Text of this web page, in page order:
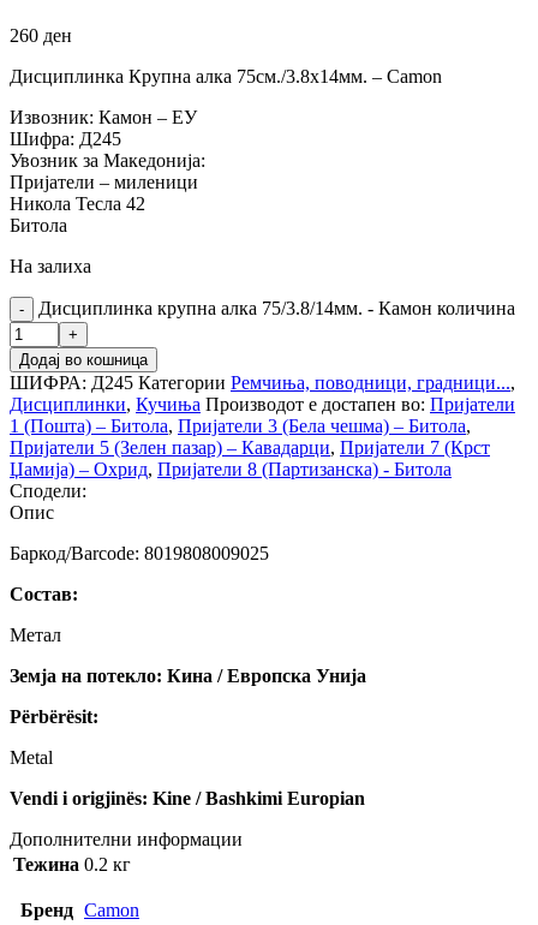
260 ден
Дисциплинка Крупна алка 75см./3.8х14мм. – Camon
Извозник: Камон – ЕУ
Шифра: Д245
Увозник за Македонија:
Пријатели – миленици
Никола Тесла 42
Битола
На залиха
Дисциплинка крупна алка 75/3.8/14мм. - Камон количина
Додај во кошница
ШИФРА: Д245 Категории Ремчиња, поводници, градници...,
Дисциплинки, Кучиња Производот е достапен во: Пријатели
1 (Пошта) – Битола, Пријатели 3 (Бела чешма) – Битола,
Пријатели 5 (Зелен пазар) – Кавадарци, Пријатели 7 (Крст
Џамија) – Охрид, Пријатели 8 (Партизанска) - Битола
Сподели:
Опис
Баркод/Barcode: 8019808009025
Состав:
Метал
Земја на потекло: Кина / Европска Унија
Përbërësit:
Metal
Vendi i origjinës: Kine / Bashkimi Europian
Дополнителни информации
Тежина 0.2 кг
Бренд Camon